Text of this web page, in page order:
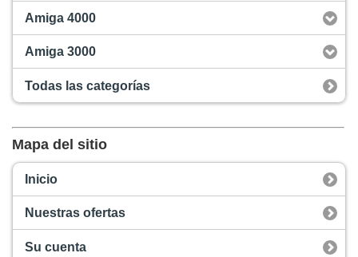
Amiga 4000
Amiga 3000
Todas las categorías
Mapa del sitio
Inicio
Nuestras ofertas
Su cuenta